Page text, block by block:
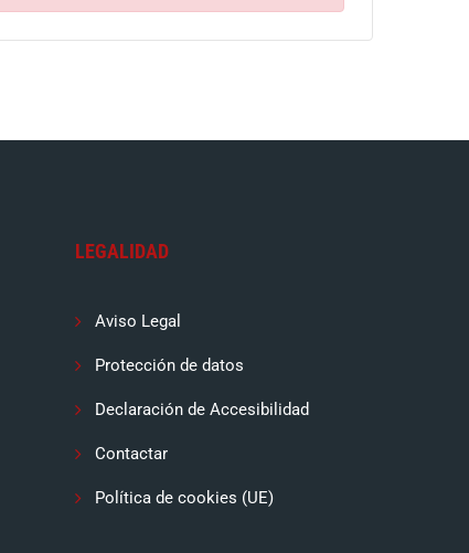
LEGALIDAD
Aviso Legal
Protección de datos
Declaración de Accesibilidad
Contactar
Política de cookies (UE)